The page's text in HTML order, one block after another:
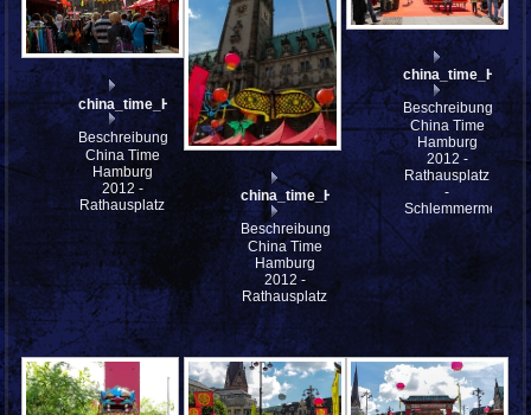
china_time_HH_mfw12__005708_st
Beschreibung:
China Time
Hamburg
2012 -
Rathausplatz
china_time_HH_mfw12__005705
Beschreibung:
China Time
Hamburg
2012 -
Rathausplatz
Beschreibung:
China Time
Hamburg
2012 -
Rathausplatz
-
Schlemmermeile